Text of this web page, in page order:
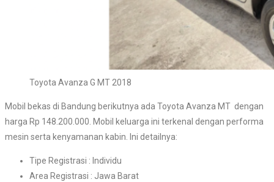
Toyota Avanza G MT 2018
Mobil bekas di Bandung berikutnya ada Toyota Avanza MT dengan
harga Rp 148.200.000. Mobil keluarga ini terkenal dengan performa
mesin serta kenyamanan kabin. Ini detailnya:
Tipe Registrasi : Individu
Area Registrasi : Jawa Barat